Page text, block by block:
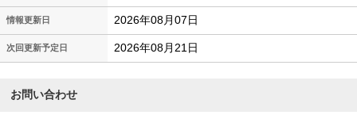
情報更新日 2026年08月07日
次回更新予定日 2026年08月21日
お問い合わせ